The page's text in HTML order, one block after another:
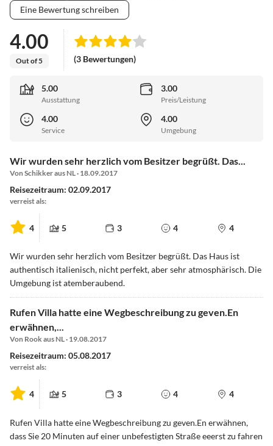
Eine Bewertung schreiben
4.00
Out of 5 (3 Bewertungen)
5.00
Ausstattung
3.00
Preis/Leistung
4.00
Service
4.00
Umgebung
Wir wurden sehr herzlich vom Besitzer begrüßt. Das...
Von Schikker aus NL · 18.09.2017
Reisezeitraum: 02.09.2017
verreist als:
4 5 3 4 4
Wir wurden sehr herzlich vom Besitzer begrüßt. Das Haus ist
authentisch italienisch, nicht perfekt, aber sehr atmosphärisch. Die
Umgebung ist atemberaubend.
Rufen Villa hatte eine Wegbeschreibung zu geven.En
erwähnen,...
Von Rook aus NL · 19.08.2017
Reisezeitraum: 05.08.2017
verreist als:
4 5 3 4 4
Rufen Villa hatte eine Wegbeschreibung zu geven.En erwähnen,
dass Sie 20 Minuten auf einer unbefestigten Straße eeerst zu fahren